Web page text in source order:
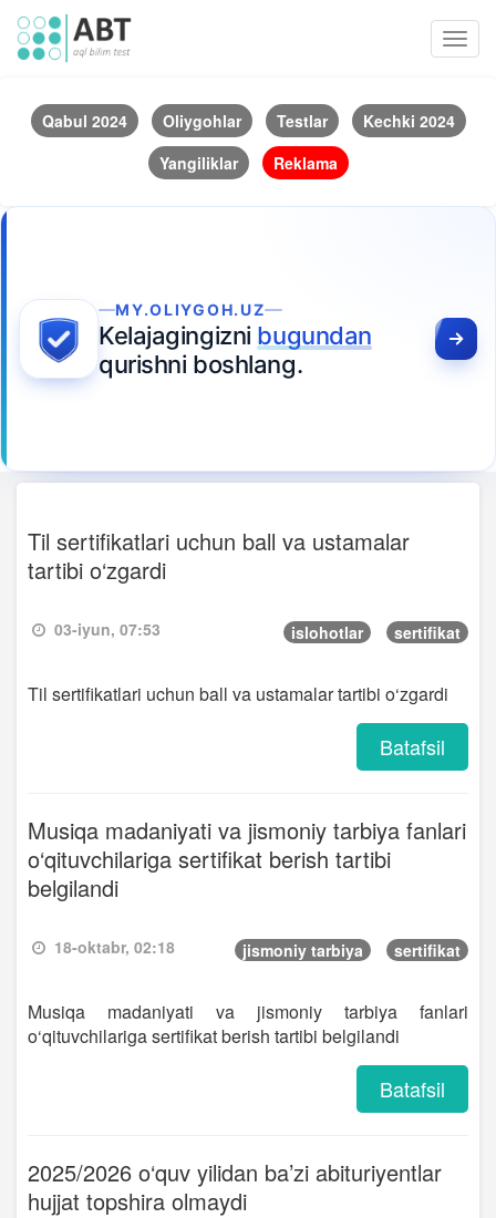
Qabul 2024 Oliygohlar Testlar
Kechki 2024
Yangiliklar
Reklama
MY.OLIYGOH.UZ
Kelajagingizni bugundan
qurishni boshlang.
Til sertifikatlari uchun ball va ustamalar
tartibi o‘zgardi
03-iyun, 07:53 islohotlar sertifikat
Til sertifikatlari uchun ball va ustamalar tartibi o‘zgardi
Batafsil
Musiqa madaniyati va jismoniy tarbiya fanlari
o‘qituvchilariga sertifikat berish tartibi
belgilandi
18-oktabr, 02:18 jismoniy tarbiya sertifikat
Musiqa madaniyati va jismoniy tarbiya fanlari
o‘qituvchilariga sertifikat berish tartibi belgilandi
Batafsil
2025/2026 o‘quv yilidan ba’zi abituriyentlar
hujjat topshira olmaydi